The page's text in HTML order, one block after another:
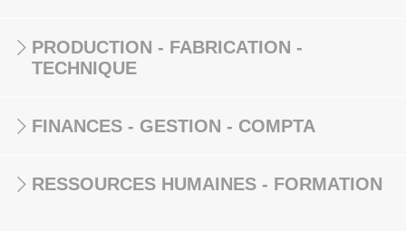
PRODUCTION - FABRICATION -
TECHNIQUE
FINANCES - GESTION - COMPTA
RESSOURCES HUMAINES - FORMATION